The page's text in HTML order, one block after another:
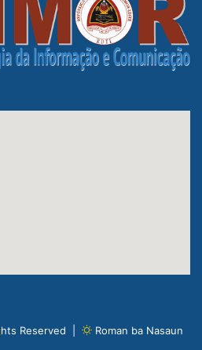
Reserved | Roman ba Nasaun